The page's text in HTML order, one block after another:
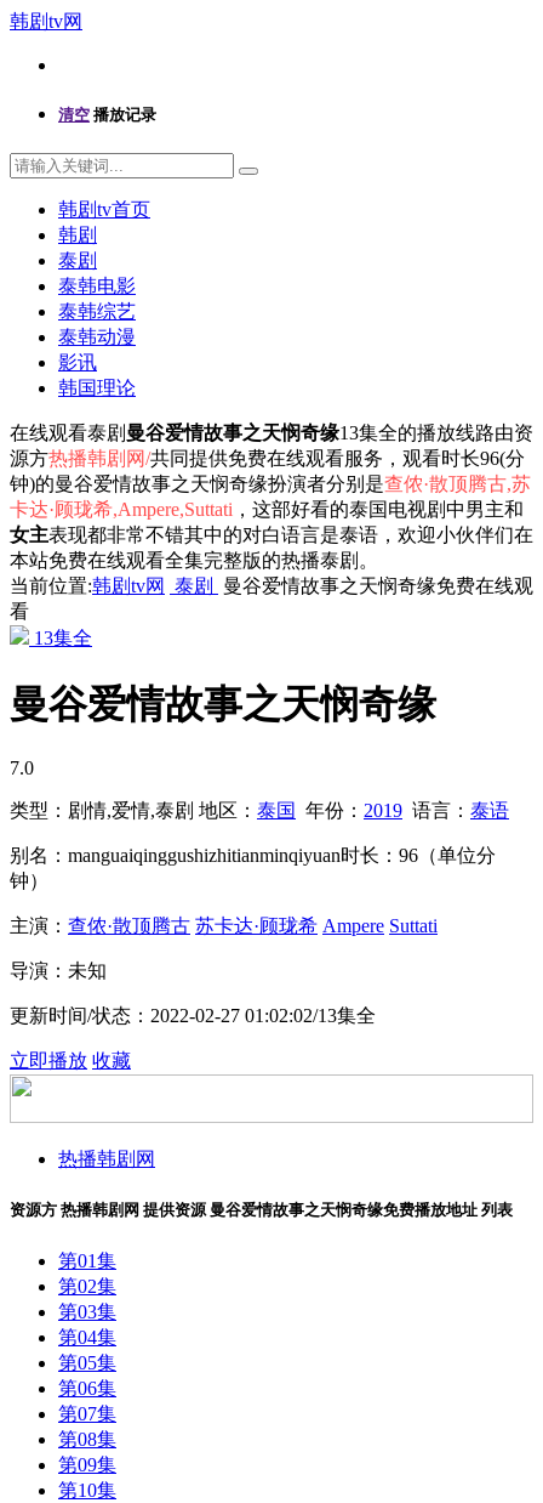
韩剧tv网
清空 播放记录
韩剧tv首页
韩剧
泰剧
泰韩电影
泰韩综艺
泰韩动漫
影讯
韩国理论
在线观看泰剧 曼谷爱情故事之天悯奇缘13集全的播放线路由资
源方热播韩剧网/共同提供免费在线观看服务，观看时长96(分
钟)的曼谷爱情故事之天悯奇缘扮演者分别是查侬·散顶腾古,苏
卡达·顾珑希,Ampere,Suttati ，这部好看的泰国电视剧中男主和
女主表现都非常不错其中的对白语言是泰语，欢迎小伙伴们在
本站免费在线观看全集完整版的热播泰剧。
当前位置:韩剧tv网 泰剧
曼谷爱情故事之天悯奇缘免费在线观
看
13集全
曼谷爱情故事之天悯奇缘
7.0
类型： 剧情,爱情,泰剧 地区： 泰国 年份： 2019 语言： 泰语
别名： manguaiqinggushizhitianminqiyuan时长： 96（单位分
钟）
主演： 查侬·散顶腾古 苏卡达·顾珑希 Ampere Suttati
导演： 未知
更新时间/状态： 2022-02-27 01:02:02/13集全
立即播放 收藏
热播韩剧网
资源方 热播韩剧网 提供资源 曼谷爱情故事之天悯奇缘免费播放地址 列表
第01集
第02集
第03集
第04集
第05集
第06集
第07集
第08集
第09集
第10集